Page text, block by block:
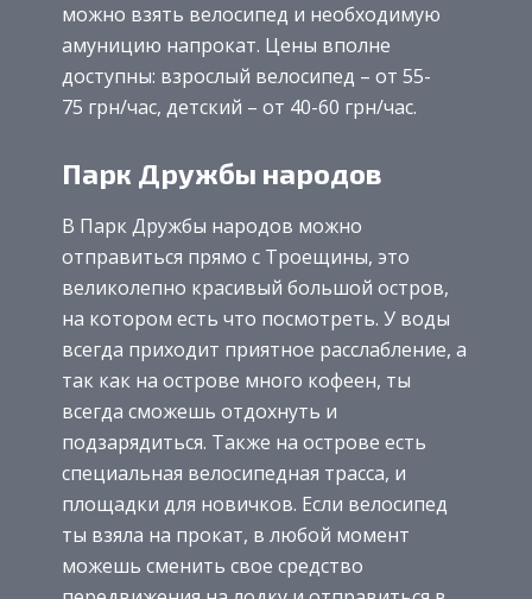
можно взять велосипед и необходимую
амуницию напрокат. Цены вполне
доступны: взрослый велосипед – от 55-
75 грн/час, детский – от 40-60 грн/час.
Парк Дружбы народов
В Парк Дружбы народов можно
отправиться прямо с Троещины, это
великолепно красивый большой остров,
на котором есть что посмотреть. У воды
всегда приходит приятное расслабление, а
так как на острове много кофеен, ты
всегда сможешь отдохнуть и
подзарядиться. Также на острове есть
специальная велосипедная трасса, и
площадки для новичков. Если велосипед
ты взяла на прокат, в любой момент
можешь сменить свое средство